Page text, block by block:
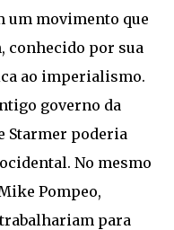
um movimento que
conhecido por sua
ao imperialismo.
governo da
Starmer poderia
No mesmo
Pompeo,
trabalhariam para